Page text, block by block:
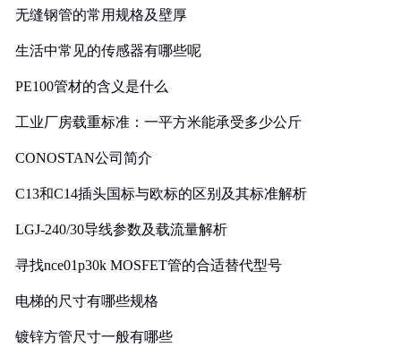
无缝钢管的常用规格及壁厚
生活中常见的传感器有哪些呢
PE100管材的含义是什么
工业厂房载重标准：一平方米能承受多少公斤
CONOSTAN公司简介
C13和C14插头国标与欧标的区别及其标准解析
LGJ-240/30导线参数及载流量解析
寻找nce01p30k MOSFET管的合适替代型号
电梯的尺寸有哪些规格
镀锌方管尺寸一般有哪些